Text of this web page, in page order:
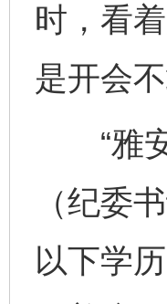
时，看
是开会
“雅安
（纪委
以下学